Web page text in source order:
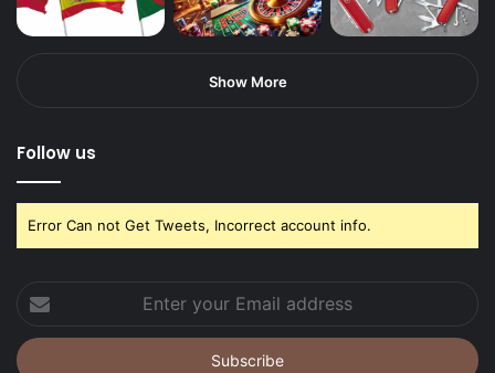
Show More
Follow us
Error Can not Get Tweets, Incorrect account info.
Enter
your
Email
address